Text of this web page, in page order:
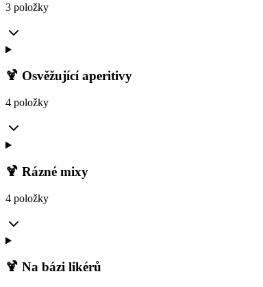
3 položky
🍹 Osvěžující aperitivy
4 položky
🍹 Rázné mixy
4 položky
🍹 Na bázi likérů